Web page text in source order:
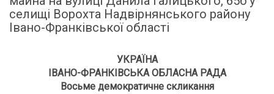
селищі Ворохта Надвірнянського району
Івано-Франківської області
УКРАЇНА
ІВАНО-ФРАНКІВСЬКА ОБЛАСНА РАДА
Восьме демократичне скликання